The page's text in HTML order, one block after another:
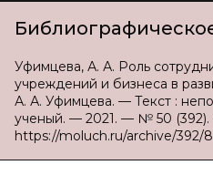
Уфимцева, А. А. Роль
учреждений и бизнеса в
А. А. Уфимцева. — Текст :
ученый. — 2021. — № 50
https://moluch.ru/archive/392/